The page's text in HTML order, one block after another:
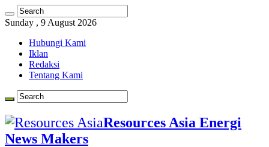
Sunday , 9 August 2026
Hubungi Kami
Iklan
Redaksi
Tentang Kami
Resources Asia Energi
News Makers